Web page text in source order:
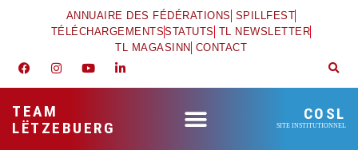
ANNUAIRE DES FÉDÉRATIONS SPILLFEST
TÉLÉCHARGEMENTSSTATUTS TL NEWSLETTER
TL MAGASINN CONTACT
TEAM
LËTZEBUERG
COSL
SITE INSTITUTIONNEL